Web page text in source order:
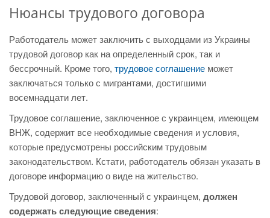
Нюансы трудового договора
Работодатель может заключить с выходцами из Украины
трудовой договор как на определенный срок, так и
бессрочный. Кроме того, трудовое соглашение может
заключаться только с мигрантами, достигшими
восемнадцати лет.
Трудовое соглашение, заключенное с украинцем, имеющем
ВНЖ, содержит все необходимые сведения и условия,
которые предусмотрены российским трудовым
законодательством. Кстати, работодатель обязан указать в
договоре информацию о виде на жительство.
Трудовой договор, заключенный с украинцем, должен
содержать следующие сведения: